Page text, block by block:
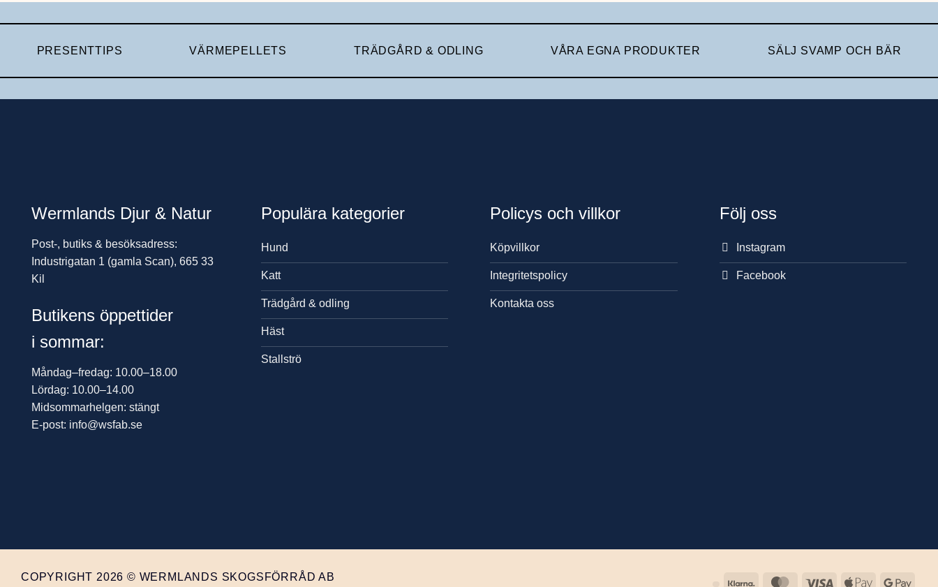
PRESENTTIPS VÄRMEPELLETS TRÄDGÅRD & ODLING VÅRA EGNA PRODUKTER SÄLJ SVAMP OCH BÄR
Wermlands Djur & Natur
Post-, butiks & besöksadress:
Industrigatan 1 (gamla Scan), 665 33
Kil
Butikens öppettider
i sommar:
Måndag–fredag: 10.00–18.00
Lördag: 10.00–14.00
Midsommarhelgen: stängt
E-post: info@wsfab.se
Populära kategorier
Hund
Katt
Trädgård & odling
Häst
Stallströ
Policys och villkor
Köpvillkor
Integritetspolicy
Kontakta oss
Följ oss
Instagram
Facebook
COPYRIGHT 2026 © WERMLANDS SKOGSFÖRRÅD AB Klarna MasterCard
Visa Apple